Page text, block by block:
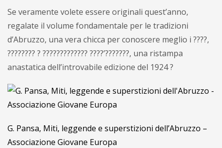
Se veramente volete essere originali quest’anno,
regalate il volume fondamentale per le tradizioni
d’Abruzzo, una vera chicca per conoscere meglio i ????,
???????? ? ????????????? ????’???????, una ristampa
anastatica dell’introvabile edizione del 1924 ?
G. Pansa, Miti, leggende e superstizioni dell’Abruzzo –
Associazione Giovane Europa